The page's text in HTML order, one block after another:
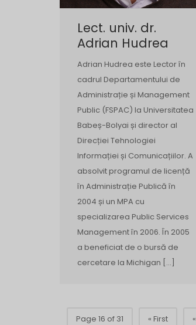
Lect. univ. dr.
Adrian Hudrea
Adrian Hudrea este Lector în
cadrul Departamentului de
Administrație și Management
Public (FSPAC) la Universitatea
Babeș-Bolyai și director al
Direcției Tehnologiei
Informației și Comunicațiilor. A
absolvit programul de licență
în Administrație Publică în
2004 și un MPA cu
specializarea Public Services
Management în 2006. În 2005
a beneficiat de o bursă de
cercetare la Michigan […]
Page 16 of 31 « First «